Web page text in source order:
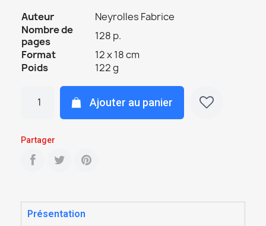
Auteur
Neyrolles Fabrice
Nombre de
pages
128 p.
Format
12 x 18 cm
Poids
122 g
Ajouter au panier
Partager
Présentation